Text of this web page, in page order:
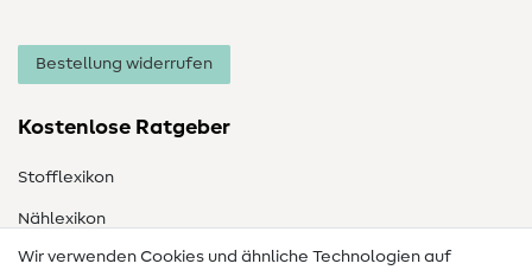
Bestellung widerrufen
Kostenlose Ratgeber
Stofflexikon
Nählexikon
Nähanleitungen
Wir verwenden Cookies und ähnliche Technologien auf